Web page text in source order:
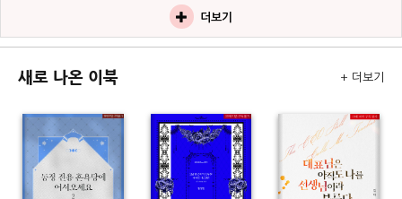
더보기
새로 나온 이북 + 더보기